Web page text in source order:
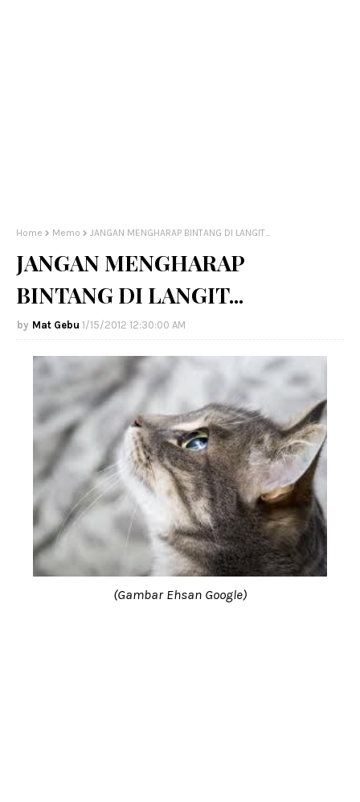
Home Memo JANGAN MENGHARAP BINTANG DI LANGIT...
JANGAN MENGHARAP
BINTANG DI LANGIT...
Mat Gebu 1/15/2012 12:30:00 AM
(Gambar Ehsan Google)